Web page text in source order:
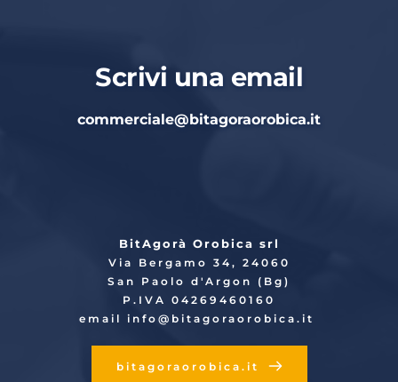
Scrivi una email
commerciale@bitagoraorobica.it
BitAgorà Orobica srl
Via Bergamo 34, 24060
San Paolo d'Argon (Bg)
P.IVA 04269460160
email info @bitagoraorobica.it
bitagoraorobica.it